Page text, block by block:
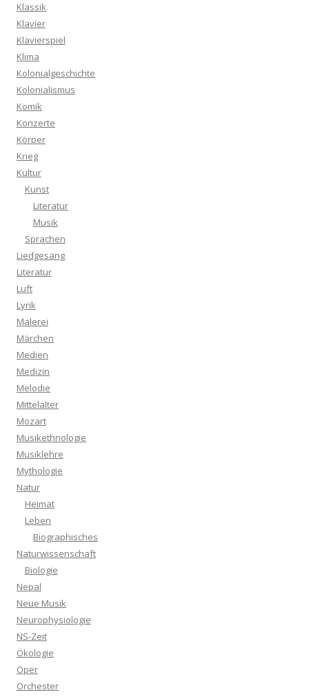
Klassik
Klavier
Klavierspiel
Klima
Kolonialgeschichte
Kolonialismus
Komik
Konzerte
Körper
Krieg
Kultur
Kunst
Literatur
Musik
Sprachen
Liedgesang
Literatur
Luft
Lyrik
Malerei
Märchen
Medien
Medizin
Melodie
Mittelalter
Mozart
Musikethnologie
Musiklehre
Mythologie
Natur
Heimat
Leben
Biographisches
Naturwissenschaft
Biologie
Nepal
Neue Musik
Neurophysiologie
NS-Zeit
Ökologie
Oper
Orchester